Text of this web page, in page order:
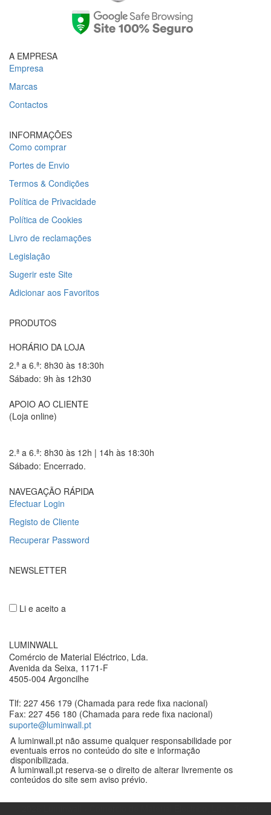
A EMPRESA
Empresa
Marcas
Contactos
INFORMAÇÕES
Como comprar
Portes de Envio
Termos & Condições
Política de Privacidade
Política de Cookies
Livro de reclamações
Legislação
Sugerir este Site
Adicionar aos Favoritos
PRODUTOS
HORÁRIO DA LOJA
2.ª a 6.ª: 8h30 às 18:30h
Sábado: 9h às 12h30
APOIO AO CLIENTE
(Loja online)
2.ª a 6.ª: 8h30 às 12h | 14h às 18:30h
Sábado: Encerrado.
NAVEGAÇÃO RÁPIDA
Efectuar Login
Registo de Cliente
Recuperar Password
NEWSLETTER
Li e aceito a
LUMINWALL
Comércio de Material Eléctrico, Lda.
Avenida da Seixa, 1171-F
4505-004 Argoncilhe
Tlf: 227 456 179 (Chamada para rede fixa nacional)
Fax: 227 456 180 (Chamada para rede fixa nacional)
suporte@luminwall.pt
A luminwall.pt não assume qualquer responsabilidade por
eventuais erros no conteúdo do site e informação
disponibilizada.
A luminwall.pt reserva-se o direito de alterar livremente os
conteúdos do site sem aviso prévio.